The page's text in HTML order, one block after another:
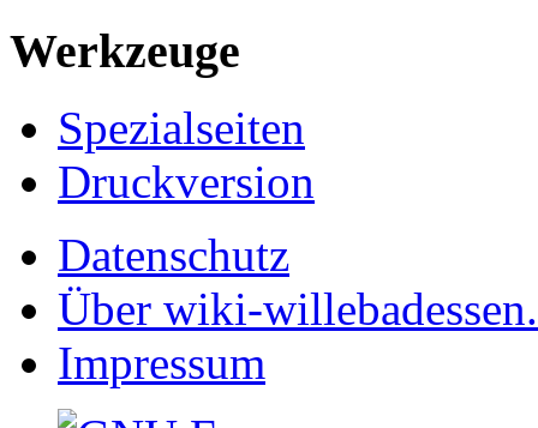
Werkzeuge
Spezialseiten
Druckversion
Datenschutz
Über wiki-
Impressum